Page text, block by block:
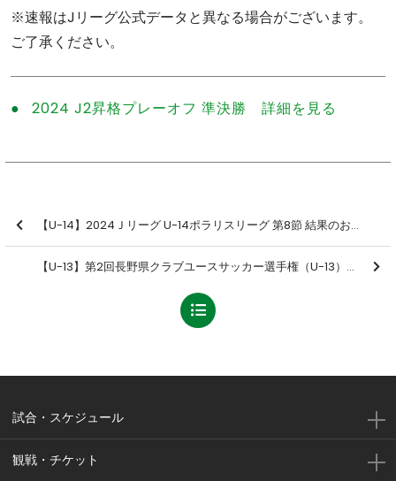
※速報はJリーグ公式データと異なる場合がございます。
ご了承ください。
2024 J2昇格プレーオフ 準決勝 詳細を見る
【U-14】2024Ｊリーグ U-14ポラリスリーグ 第8節 結果のお知らせ
【U-13】第2回長野県クラブユースサッカー選手権（U-13）大会 準決勝／決勝 結果のお知らせ 〜2年連続2回目の優勝〜
試合・スケジュール
観戦・チケット